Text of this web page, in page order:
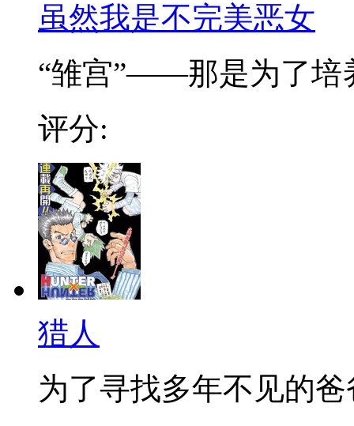
虽然我是不完美恶女
“雏宫”——那是为了培
评分:
猎人
为了寻找多年不见的爸